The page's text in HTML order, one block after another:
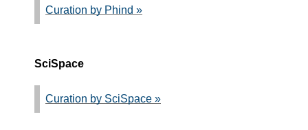
Curation by Phind »
SciSpace
Curation by SciSpace »